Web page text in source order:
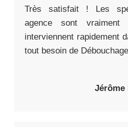
Très satisfait ! Les
agence sont vraiment
interviennent rapidement
tout besoin de
Jérôme